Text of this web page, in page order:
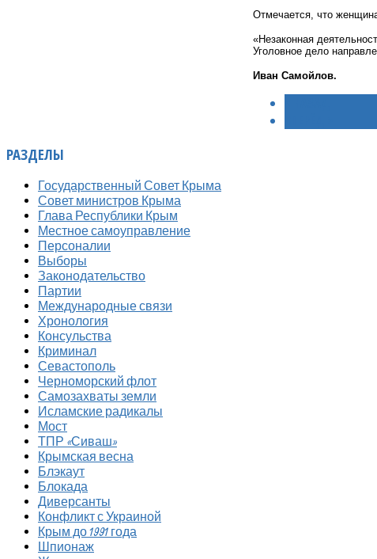
Отмечается, что
«Незаконная
Уголовное дело
Иван Самойлов.
РАЗДЕЛЫ
Государственный Совет Крыма
Совет министров Крыма
Глава Республики Крым
Местное самоуправление
Персоналии
Выборы
Законодательство
Партии
Международные связи
Хронология
Консульства
Криминал
Севастополь
Черноморский флот
Самозахваты земли
Исламские радикалы
Мост
ТПР «Сиваш»
Крымская весна
Блэкаут
Блокада
Диверсанты
Конфликт с Украиной
Крым до 1991 года
Шпионаж